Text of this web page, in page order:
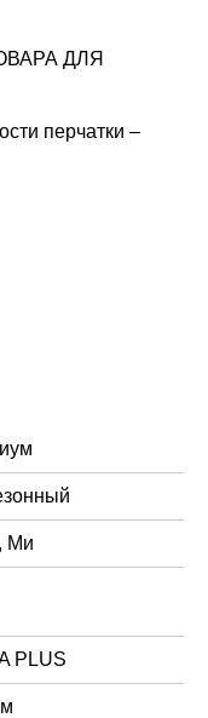
ДЛЯ
перчатки –
Ми
PLUS